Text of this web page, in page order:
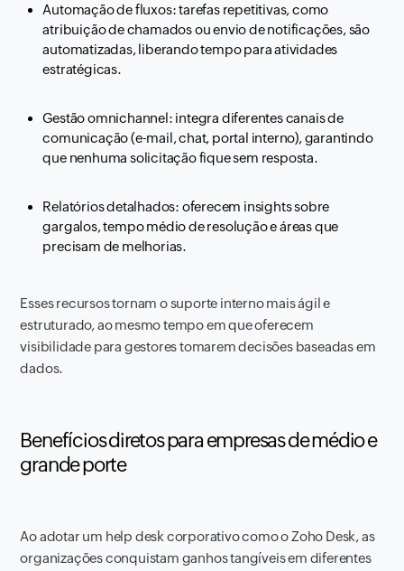
Automação de fluxos: tarefas repetitivas, como
atribuição de chamados ou envio de notificações, são
automatizadas, liberando tempo para atividades
estratégicas.
Gestão omnichannel: integra diferentes canais de
comunicação (e-mail, chat, portal interno), garantindo
que nenhuma solicitação fique sem resposta.
Relatórios detalhados: oferecem insights sobre
gargalos, tempo médio de resolução e áreas que
precisam de melhorias.
Esses recursos tornam o suporte interno mais ágil e
estruturado, ao mesmo tempo em que oferecem
visibilidade para gestores tomarem decisões baseadas em
dados.
Benefícios diretos para empresas de médio e
grande porte
Ao adotar um help desk corporativo como o Zoho Desk, as
organizações conquistam ganhos tangíveis em diferentes